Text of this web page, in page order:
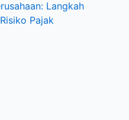
Langkah
Pajak